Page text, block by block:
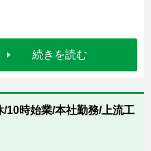
続きを読む
/10時始業/本社勤務/上流工